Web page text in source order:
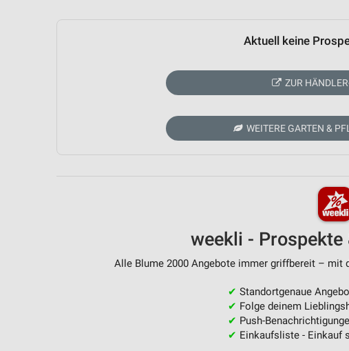
Aktuell keine
ZUR
WEITERE GARTEN &
weekli - Prospekte
Alle Blume 2000 Angebote immer griffbereit – mit
✔ Standortgenaue
✔ Folge deinem
✔ Push-
✔ Einkaufsliste - Einkauf